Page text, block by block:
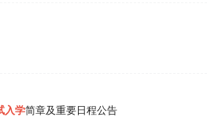
入学简章及重要日程公告